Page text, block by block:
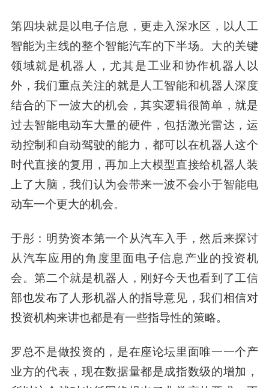
第四块就是以电子信息，更走入深水区，以人工
智能为主线的整个智能汽车的下半场。大的关键
领域就是机器人，尤其是工业和协作机器人以
外，我们重点关注的就是人工智能和机器人深度
结合的下一波大的机会，其实逻辑很简单，就是
过去智能电动车大量的硬件，包括激光雷达，运
动控制和自动驾驶的能力，都可以在机器人这个
时代直接的复用，再加上大模型直接给机器人装
上了大脑，我们认为会带来一波不会小于智能电
动车一个更大的机会。
于彤：明势资本第一个从汽车入手，然后来探讨
从汽车应用的角度里面电子信息产业的投资机
会。第二个就是机器人，刚好今天也看到了工信
部也发布了人形机器人的指导意见，我们相信对
投资机构来讲也都是有一些指导性的策略。
罗总不是做投资的，是在座论坛里面唯一一个产
业方的代表，现在数据量都是成指数级的增加，